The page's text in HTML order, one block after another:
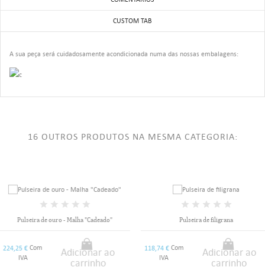
CUSTOM TAB
A sua peça será cuidadosamente acondicionada numa das nossas embalagens:
16 OUTROS PRODUTOS NA MESMA CATEGORIA:
Pulseira de ouro - Malha "Cadeado"
224,25 €Com
IVA
Adicionar ao
carrinho
Pulseira de filigrana
118,74 €Com
IVA
Adicionar ao
carrinho